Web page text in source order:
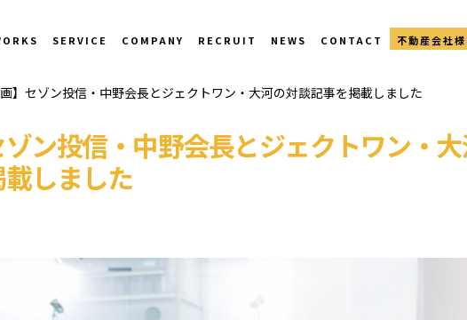
SERVICE COMPANY RECRUIT NEWS CONTACT 不動産会社
画】セゾン投信・中野会長とジェクトワン・大河の対談記事を掲載しました
ゾン投信・中野会長とジェクトワン・
しました